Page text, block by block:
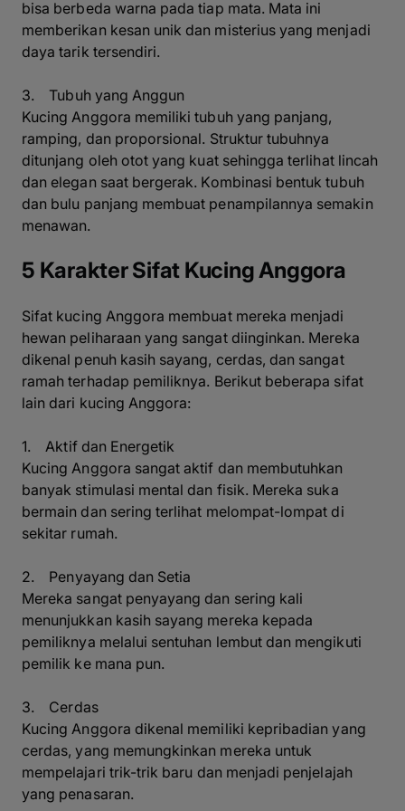
bisa berbeda warna pada tiap mata. Mata ini
memberikan kesan unik dan misterius yang menjadi
daya tarik tersendiri.
3. Tubuh yang Anggun
Kucing Anggora memiliki tubuh yang panjang,
ramping, dan proporsional. Struktur tubuhnya
ditunjang oleh otot yang kuat sehingga terlihat lincah
dan elegan saat bergerak. Kombinasi bentuk tubuh
dan bulu panjang membuat penampilannya semakin
menawan.
5 Karakter Sifat Kucing Anggora
Sifat kucing Anggora membuat mereka menjadi
hewan peliharaan yang sangat diinginkan. Mereka
dikenal penuh kasih sayang, cerdas, dan sangat
ramah terhadap pemiliknya. Berikut beberapa sifat
lain dari kucing Anggora:
1. Aktif dan Energetik
Kucing Anggora sangat aktif dan membutuhkan
banyak stimulasi mental dan fisik. Mereka suka
bermain dan sering terlihat melompat-lompat di
sekitar rumah.
2. Penyayang dan Setia
Mereka sangat penyayang dan sering kali
menunjukkan kasih sayang mereka kepada
pemiliknya melalui sentuhan lembut dan mengikuti
pemilik ke mana pun.
3. Cerdas
Kucing Anggora dikenal memiliki kepribadian yang
cerdas, yang memungkinkan mereka untuk
mempelajari trik-trik baru dan menjadi penjelajah
yang penasaran.